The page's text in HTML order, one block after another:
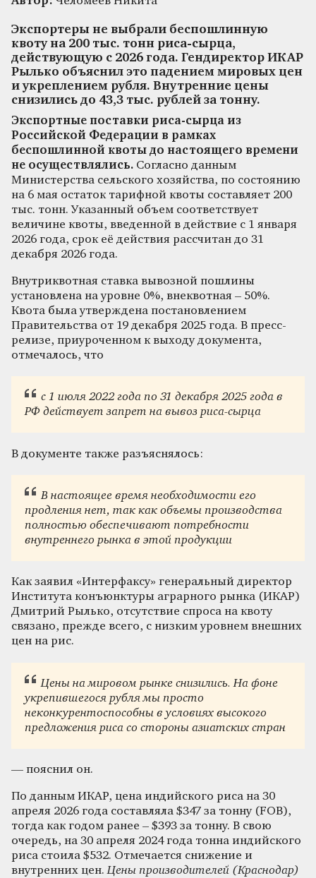
Экспортеры не выбрали беспошлинную
квоту на 200 тыс. тонн риса-сырца,
действующую с 2026 года. Гендиректор ИКАР
Рылько объяснил это падением мировых цен
и укреплением рубля. Внутренние цены
снизились до 43,3 тыс. рублей за тонну.
Экспортные поставки риса-сырца из
Российской Федерации в рамках
беспошлинной квоты до настоящего времени
не осуществлялись. Согласно данным
Министерства сельского хозяйства, по состоянию
на 6 мая остаток тарифной квоты составляет 200
тыс. тонн. Указанный объем соответствует
величине квоты, введенной в действие с 1 января
2026 года, срок её действия рассчитан до 31
декабря 2026 года.
Внутриквотная ставка вывозной пошлины
установлена на уровне 0%, внеквотная – 50%.
Квота была утверждена постановлением
Правительства от 19 декабря 2025 года. В пресс-
релизе, приуроченном к выходу документа,
отмечалось, что
с 1 июля 2022 года по 31 декабря 2025 года в
РФ действует запрет на вывоз риса-сырца
В документе также разъяснялось:
В настоящее время необходимости его
продления нет, так как объемы производства
полностью обеспечивают потребности
внутреннего рынка в этой продукции
Как заявил «Интерфаксу» генеральный директор
Института конъюнктуры аграрного рынка (ИКАР)
Дмитрий Рылько, отсутствие спроса на квоту
связано, прежде всего, с низким уровнем внешних
цен на рис.
Цены на мировом рынке снизились. На фоне
укрепившегося рубля мы просто
неконкурентоспособны в условиях высокого
предложения риса со стороны азиатских стран
— пояснил он.
По данным ИКАР, цена индийского риса на 30
апреля 2026 года составляла $347 за тонну (FOB),
тогда как годом ранее – $393 за тонну. В свою
очередь, на 30 апреля 2024 года тонна индийского
риса стоила $532. Отмечается снижение и
внутренних цен.Цены производителей (Краснодар)